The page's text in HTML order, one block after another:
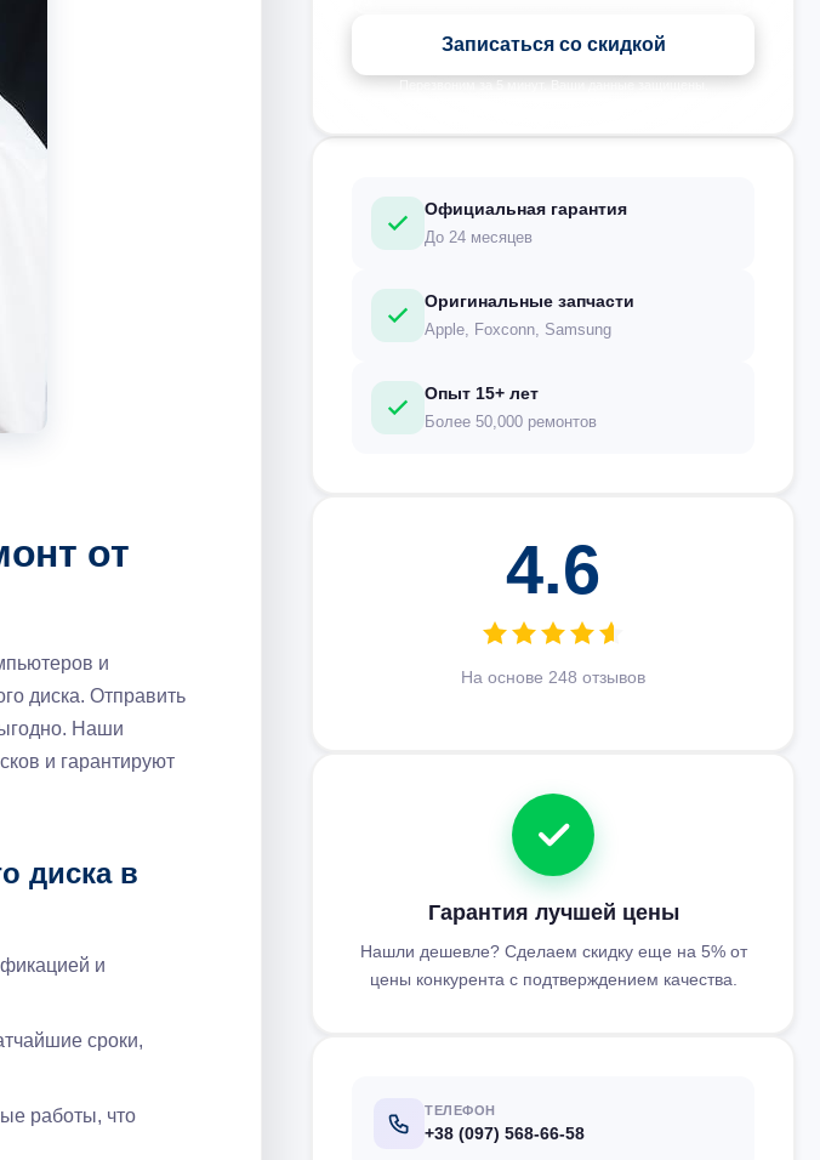
от
и
диска. Отправить
Наши
и гарантируют
диска в
и
сроки,
работы, что
Записаться со скидкой
Перезвоним за 5 минут. Ваши данные защищены.
Официальная гарантия
До 24 месяцев
Оригинальные запчасти
Apple, Foxconn, Samsung
Опыт 15+ лет
Более 50,000 ремонтов
4.6
На основе 248 отзывов
Гарантия лучшей цены
Нашли дешевле? Сделаем скидку еще на 5% от
цены конкурента с подтверждением качества.
ТЕЛЕФОН
+38 (097) 568-66-58